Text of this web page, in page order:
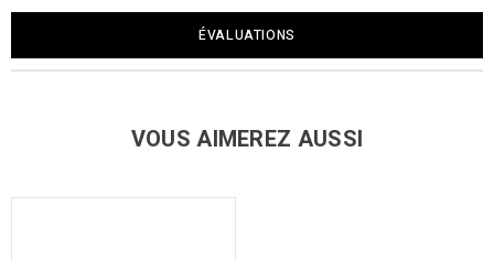
ÉVALUATIONS
VOUS AIMEREZ AUSSI